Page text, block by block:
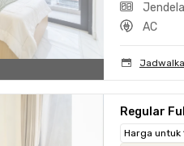
AC
Regular
Harga untuk